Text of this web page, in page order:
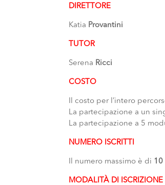
DIRETTORE
Katia Provantini
TUTOR
Serena Ricci
COSTO
Il costo per l’intero
La partecipazione a un
La partecipazione a 5
NUMERO ISCRITTI
Il numero massimo è di
MODALITÀ DI ISCRIZIONE